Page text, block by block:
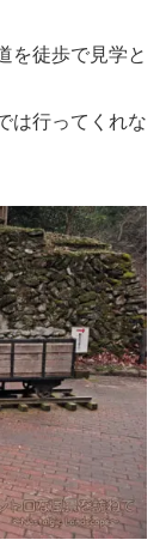
を徒歩で見学と
は行ってくれな